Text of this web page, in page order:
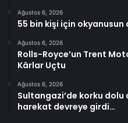
Ağustos 6, 2026
55 bin kişi için
Ağustos 6, 2026
Rolls-Royce’un Trent
Kârlar Uçtu
Ağustos 6, 2026
Sultangazi’de korku dolu
harekat devreye girdi…